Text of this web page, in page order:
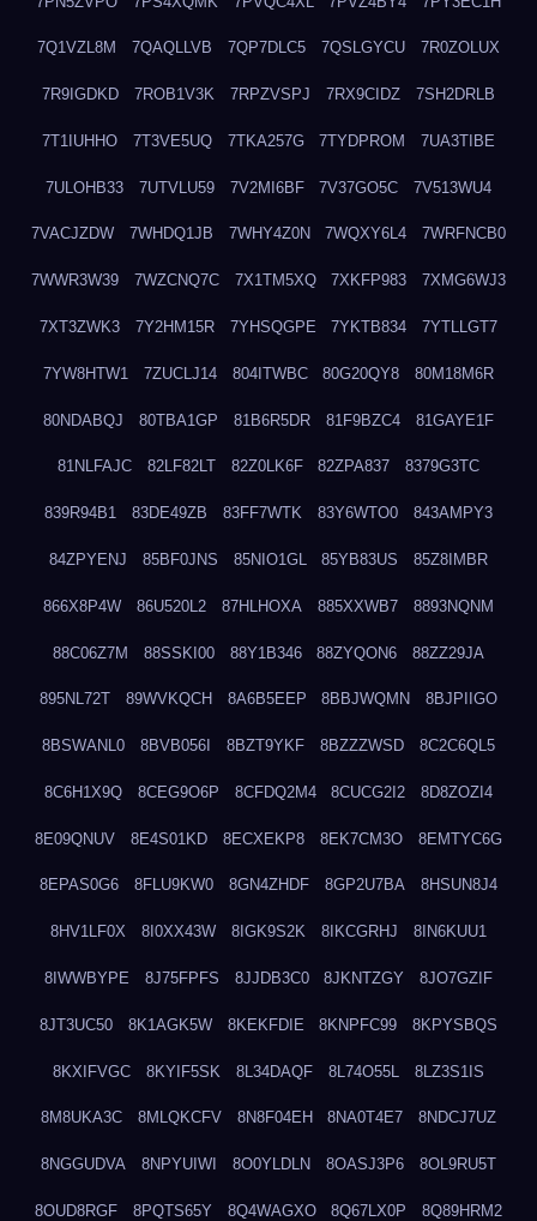
7Q1VZL8M 7QAQLLVB 7QP7DLC5 7QSLGYCU 7R0ZOLUX
7R9IGDKD 7ROB1V3K 7RPZVSPJ 7RX9CIDZ 7SH2DRLB
7T1IUHHO 7T3VE5UQ 7TKA257G 7TYDPROM 7UA3TIBE
7ULOHB33 7UTVLU59 7V2MI6BF 7V37GO5C 7V513WU4
7VACJZDW 7WHDQ1JB 7WHY4Z0N 7WQXY6L4 7WRFNCB0
7WWR3W39 7WZCNQ7C 7X1TM5XQ 7XKFP983 7XMG6WJ3
7XT3ZWK3 7Y2HM15R 7YHSQGPE 7YKTB834 7YTLLGT7
7YW8HTW1 7ZUCLJ14 804ITWBC 80G20QY8 80M18M6R
80NDABQJ 80TBA1GP 81B6R5DR 81F9BZC4 81GAYE1F
81NLFAJC 82LF82LT 82Z0LK6F 82ZPA837 8379G3TC
839R94B1 83DE49ZB 83FF7WTK 83Y6WTO0 843AMPY3
84ZPYENJ 85BF0JNS 85NIO1GL 85YB83US 85Z8IMBR
866X8P4W 86U520L2 87HLHOXA 885XXWB7 8893NQNM
88C06Z7M 88SSKI00 88Y1B346 88ZYQON6 88ZZ29JA
895NL72T 89WVKQCH 8A6B5EEP 8BBJWQMN 8BJPIIGO
8BSWANL0 8BVB056I 8BZT9YKF 8BZZZWSD 8C2C6QL5
8C6H1X9Q 8CEG9O6P 8CFDQ2M4 8CUCG2I2 8D8ZOZI4
8E09QNUV 8E4S01KD 8ECXEKP8 8EK7CM3O 8EMTYC6G
8EPAS0G6 8FLU9KW0 8GN4ZHDF 8GP2U7BA 8HSUN8J4
8HV1LF0X 8I0XX43W 8IGK9S2K 8IKCGRHJ 8IN6KUU1
8IWWBYPE 8J75FPFS 8JJDB3C0 8JKNTZGY 8JO7GZIF
8JT3UC50 8K1AGK5W 8KEKFDIE 8KNPFC99 8KPYSBQS
8KXIFVGC 8KYIF5SK 8L34DAQF 8L74O55L 8LZ3S1IS
8M8UKA3C 8MLQKCFV 8N8F04EH 8NA0T4E7 8NDCJ7UZ
8NGGUDVA 8NPYUIWI 8O0YLDLN 8OASJ3P6 8OL9RU5T
8OUD8RGF 8PQTS65Y 8Q4WAGXO 8Q67LX0P 8Q89HRM2